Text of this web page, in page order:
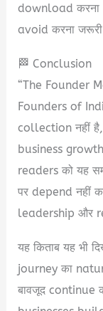
download करना
avoid करना
🏁 Conclusion
“The Founder
Founders of
collection नहीं
business
readers को यह
पर depend नहीं
leadership और
यह किताब यह भी
journey का
बावजूद continue